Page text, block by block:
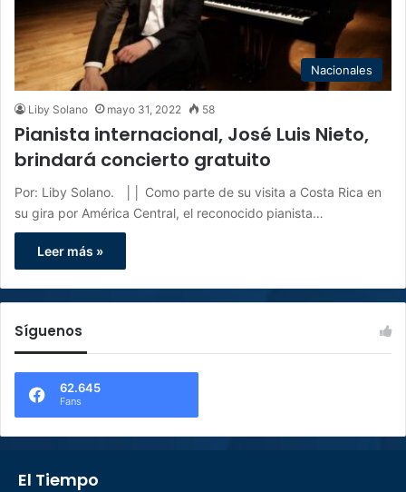
Nacionales
Liby Solano mayo 31, 2022 58
Pianista internacional, José Luis Nieto,
brindará concierto gratuito
Por: Liby Solano. ││ Como parte de su visita a Costa Rica en
su gira por América Central, el reconocido pianista…
Leer más »
Síguenos
62.645
Fans
El Tiempo